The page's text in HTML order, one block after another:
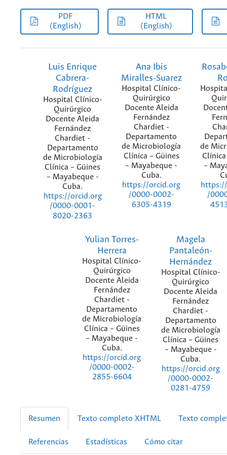
PDF
(English)
HTML
(English)
Luis Enrique
Cabrera-
Rodríguez
Hospital Clínico-
Quirúrgico
Docente Aleida
Fernández
Chardiet -
Departamento
de Microbiología
Clínica – Güines
– Mayabeque -
Cuba.
https://orcid.org
/0000-0001-
8020-2363
Ana Ibis
Miralles-Suarez
Hospital Clínico-
Quirúrgico
Docente Aleida
Fernández
Chardiet -
Departamento
de Microbiología
Clínica – Güines
– Mayabeque -
Cuba.
https://orcid.org
/0000-0002-
6305-4319
de
Clínica
–
/
Yulian Torres-
Herrera
Hospital Clínico-
Quirúrgico
Docente Aleida
Fernández
Chardiet -
Departamento
de Microbiología
Clínica – Güines
– Mayabeque -
Cuba.
https://orcid.org
/0000-0002-
2855-6604
Magela
Pantaleón-
Hernández
Hospital Clínico-
Quirúrgico
Docente Aleida
Fernández
Chardiet -
Departamento
de Microbiología
Clínica – Güines
– Mayabeque -
Cuba.
https://orcid.org
/0000-0002-
0281-4759
Resumen Texto completo XHTML Texto
Referencias Estadísticas Cómo citar